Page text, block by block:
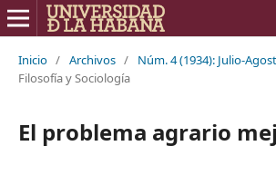
Inicio / Archivos / Núm. 4 (1934): Julio-
Filosofía y Sociología
El problema agrario